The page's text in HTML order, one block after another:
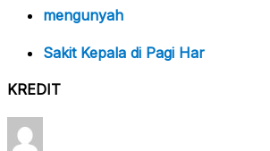
mengunyah
Sakit Kepala di Pagi Har
KREDIT